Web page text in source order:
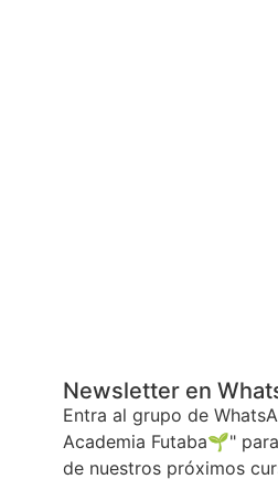
Newsletter en
Entra al grupo de
Academia Futaba🌱"
de nuestros próximos